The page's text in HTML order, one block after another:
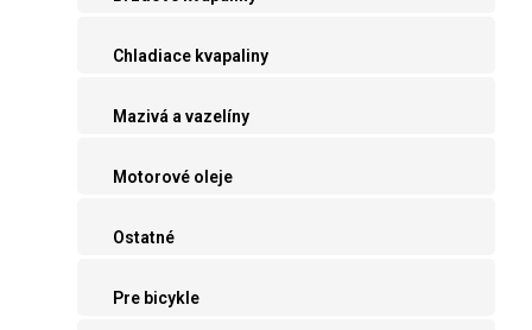
Chladiace kvapaliny
Mazivá a vazelíny
Motorové oleje
Ostatné
Pre bicykle